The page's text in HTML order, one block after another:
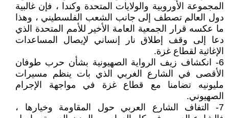
المجموعة الأوروبية والولايات المتحدة وكندا ، فإن غالبية
دول العالم تصطف إلى جانب الشعب الفلسطيني ، وهذا
ما عكسه قرار الجمعية العامة الأخير للأمم المتحدة الذي
دعا إلى وقف إطلاق نار إنساني لإيصال المساعدات
الإغاثية لقطاع غزة.
6- انكشاف زيف الرواية الصهيونية بشأن حرب طوفان
الأقصى في الشارع الغربي الذي بات ينظم مسيرات
مليونيه تضامنا مع قطاع غزة في مواجهة الإجرام
الصهيوني.
7- التفاف الشارع العربي حول المقاومة وخيارها ،